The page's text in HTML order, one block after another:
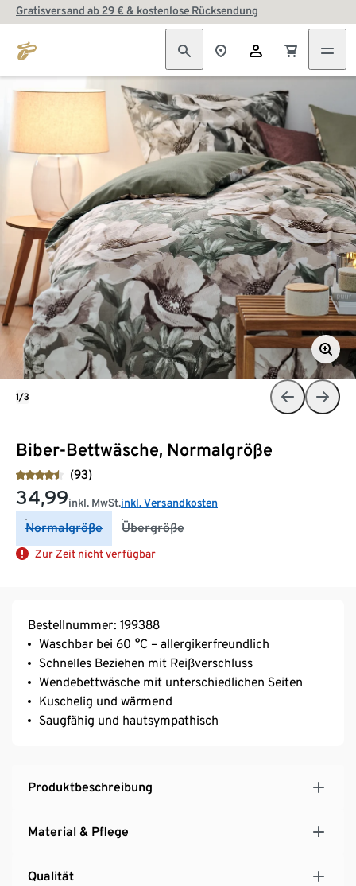
Gratisversand ab 29 € & kostenlose Rücksendung
Biber-Bettwäsche, Normalgröße
(93)
34,99inkl. MwSt.inkl. Versandkosten
Normalgröße Übergröße
Zur Zeit nicht verfügbar
1/3
Bestellnummer: 199388
Waschbar bei 60 °C – allergikerfreundlich
Schnelles Beziehen mit Reißverschluss
Wendebettwäsche mit unterschiedlichen Seiten
Kuschelig und wärmend
Saugfähig und hautsympathisch
Produktbeschreibung
Material & Pflege
Qualität